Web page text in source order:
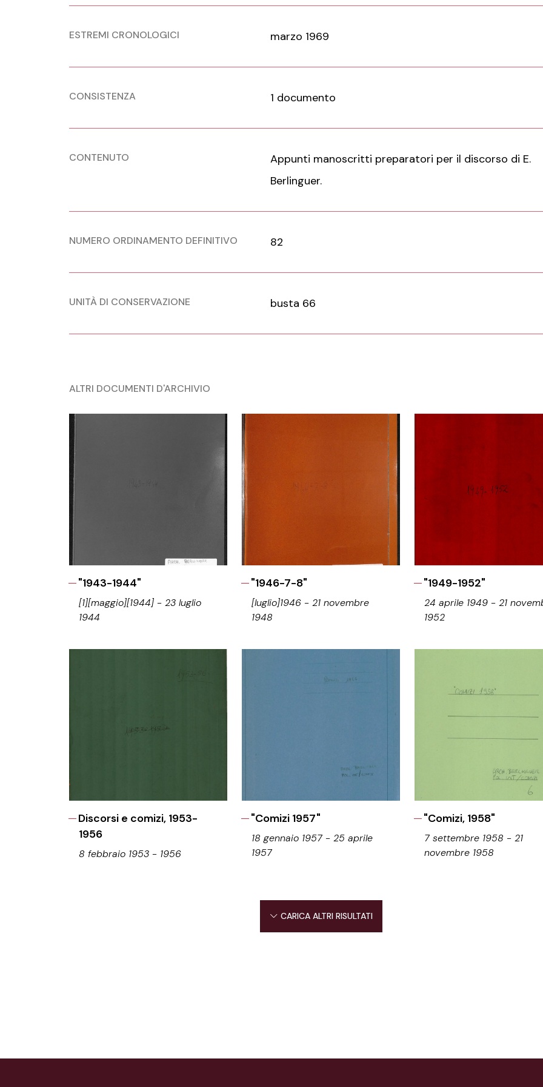
ESTREMI CRONOLOGICI marzo 1969
CONSISTENZA 1 documento
CONTENUTO
Appunti manoscritti preparatori per il discorso di E.
Berlinguer.
NUMERO ORDINAMENTO DEFINITIVO 82
UNITÀ DI CONSERVAZIONE busta 66
ALTRI DOCUMENTI D'ARCHIVIO
"1943-1944"
[1][maggio][1944] - 23 luglio
1944
"1946-7-8"
[luglio]1946 - 21 novembre
1948
"1949-1952"
24 aprile 1949 - 21
1952
Discorsi e comizi, 1953-
1956
8 febbraio 1953 - 1956
"Comizi 1957"
18 gennaio 1957 - 25 aprile
1957
"Comizi, 1958"
7 settembre 1958 - 21
novembre 1958
CARICA ALTRI RISULTATI